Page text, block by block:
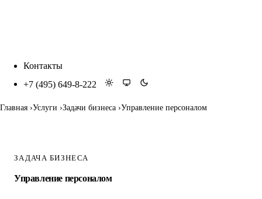
Контакты
+7 (495) 649-8-222
Главная Услуги Задачи бизнеса Управление персоналом
ЗАДАЧА БИЗНЕСА
Управление персоналом